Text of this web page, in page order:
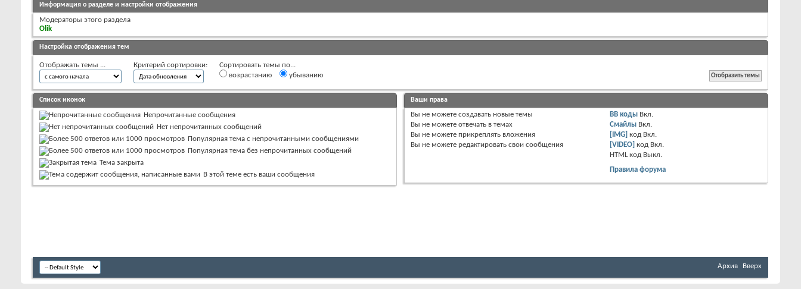
Информация о разделе и настройки отображения
Модераторы этого раздела
Olik
Настройка отображения тем
Отображать темы ... Критерий сортировки:
Сортировать темы по...
возрастанию
убыванию
Список иконок
Непрочитанные сообщения
Нет непрочитанных сообщений
Популярная тема с непрочитанными сообщениями
Популярная тема без непрочитанных сообщений
Тема закрыта
В этой теме есть ваши сообщения
Ваши права
Вы не можете создавать новые темы
Вы не можете отвечать в темах
Вы не можете прикреплять вложения
Вы не можете редактировать свои сообщения
BB коды Вкл.
Смайлы Вкл.
[IMG] код Вкл.
[VIDEO] код Вкл.
HTML код Выкл.
Правила форума
Архив Вверх